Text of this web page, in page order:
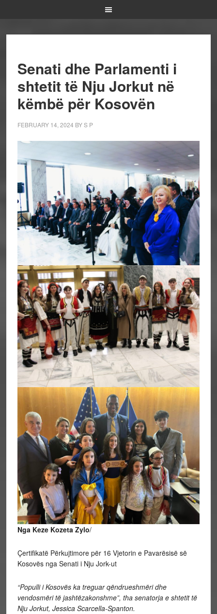
Senati dhe Parlamenti i
shtetit të Nju Jorkut në
këmbë për Kosovën
FEBRUARY 14, 2024 BYS P
Nga Keze Kozeta Zylo/
Çertifikatë Përkujtimore për 16 Vjetorin e Pavarësisë së
Kosovës nga Senati i Nju Jork-ut
“Populli i Kosovës ka treguar qëndrueshmëri dhe
vendosmëri të jashtëzakonshme”, tha senatorja e shtetit të
Nju Jorkut, Jessica Scarcella-Spanton.